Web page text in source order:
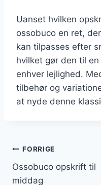
Uanset hvilken
ossobuco en ret,
kan tilpasses efter
hvilket gør den til
enhver lejlighed.
tilbehør og
at nyde denne
FORRIGE
Ossobuco opskrift til
middag